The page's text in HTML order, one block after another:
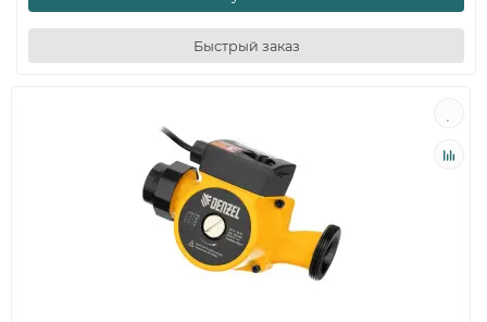
Быстрый заказ